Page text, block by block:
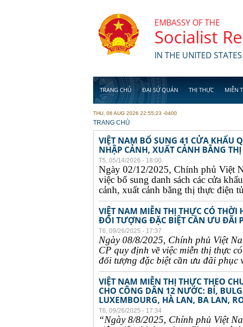
EMBASSY OF THE
Socialist
IN THE UNITED
TRANG CHỦ ĐẠI SỨ QUÁN THỊ THỰC MIỄN
THU, 06 AUG 2026 22:55:23 -0400
YOU ARE HERE
TRANG CHỦ
VIỆT NAM BỔ SUNG 41 CỬA KHẨU
NHẬP CẢNH, XUẤT CẢNH BẰNG
T5, 05/14/2026 - 18:00
Ngày 02/12/2025, Chính phủ Việt
việc bổ sung danh sách các cửa
cảnh, xuất cảnh bằng thị thực điện
VIỆT NAM MIỄN THỊ THỰC CÓ
ĐỐI TƯỢNG ĐẶC BIỆT CẦN ƯU ĐÃI
T6, 09/26/2025 - 17:37
Ngày 08/8/2025, Chính phủ Việt
CP quy định về việc miễn thị thực
đối tượng đặc biệt cần ưu đãi phục
VIỆT NAM MIỄN THỊ THỰC THEO
CHO CÔNG DÂN 12 NƯỚC: BỈ,
LUXEMBOURG, HÀ LAN, BA LAN,
T6, 09/26/2025 - 17:34
“Ngày 8/8/2025, Chính phủ Việt